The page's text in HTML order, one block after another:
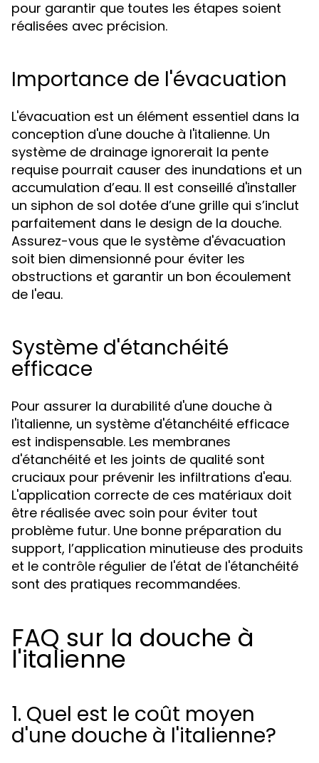
pour garantir que toutes les étapes soient
réalisées avec précision.
Importance de l'évacuation
L'évacuation est un élément essentiel dans la
conception d'une douche à l'italienne. Un
système de drainage ignorerait la pente
requise pourrait causer des inundations et un
accumulation d’eau. Il est conseillé d'installer
un siphon de sol dotée d’une grille qui s’inclut
parfaitement dans le design de la douche.
Assurez-vous que le système d'évacuation
soit bien dimensionné pour éviter les
obstructions et garantir un bon écoulement
de l'eau.
Système d'étanchéité
efficace
Pour assurer la durabilité d'une douche à
l'italienne, un système d'étanchéité efficace
est indispensable. Les membranes
d'étanchéité et les joints de qualité sont
cruciaux pour prévenir les infiltrations d'eau.
L'application correcte de ces matériaux doit
être réalisée avec soin pour éviter tout
problème futur. Une bonne préparation du
support, l’application minutieuse des produits
et le contrôle régulier de l'état de l'étanchéité
sont des pratiques recommandées.
FAQ sur la douche à
l'italienne
1. Quel est le coût moyen
d'une douche à l'italienne?